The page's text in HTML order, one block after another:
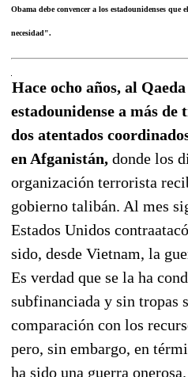
Obama debe convencer a los estadounidenses que
necesidad".
Hace ocho años, al
estadounidense a más de
dos atentados
en Afganistán, donde los
organización terrorista
gobierno talibán. Al mes
Estados Unidos
sido, desde Vietnam, la
Es verdad que se la ha
subfinanciada y sin tropas
comparación con los
pero, sin embargo, en
ha sido una guerra